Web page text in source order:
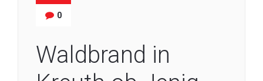
0
Waldbrand in